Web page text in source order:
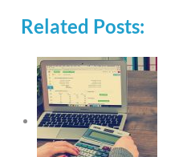
Related Posts: